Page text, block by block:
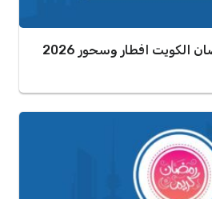
افطار وسحور 2026